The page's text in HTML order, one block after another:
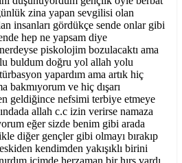
zina yapan sevgilisi olan
insanları gördükçe sende onlar gibi
hep ne yapsam diye
piskolojim bozulacaktı ama
buldum doğru yol allah yolu
yapardım ama artık hiç
bakmıyorum ve hiç dışarı
geldiğince nefsimi terbiye etmeye
allah c.c izin verirse namaza
eğer sizde benim gibi arada
diğer gençler gibi olmayı bırakıp
kendimden yakışıklı birini
içimde herzaman bir hırs vardı